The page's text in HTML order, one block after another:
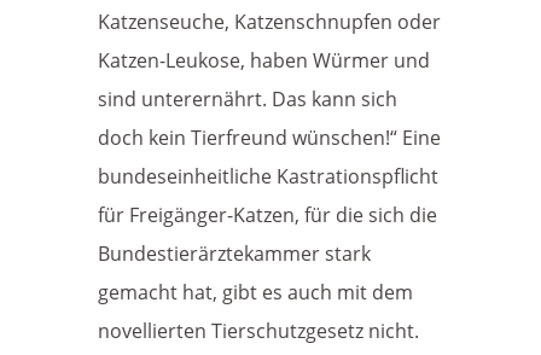
Katzenseuche, Katzenschnupfen oder
Katzen-Leukose, haben Würmer und
sind unterernährt. Das kann sich
doch kein Tierfreund wünschen!“ Eine
bundeseinheitliche Kastrationspflicht
für Freigänger-Katzen, für die sich die
Bundestierärztekammer stark
gemacht hat, gibt es auch mit dem
novellierten Tierschutzgesetz nicht.